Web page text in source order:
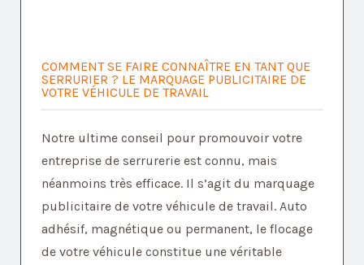
COMMENT SE FAIRE CONNAÎTRE EN TANT QUE
SERRURIER ? LE MARQUAGE PUBLICITAIRE DE
VOTRE VÉHICULE DE TRAVAIL
Notre ultime conseil pour promouvoir votre
entreprise de serrurerie est connu, mais
néanmoins très efficace. Il s’agit du marquage
publicitaire de votre véhicule de travail. Auto
adhésif, magnétique ou permanent, le flocage
de votre véhicule constitue une véritable